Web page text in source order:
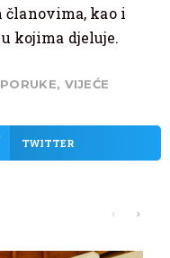
kao i
kojima djeluje.
, VIJEĆE
TWITTER